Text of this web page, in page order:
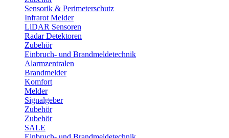
Sensorik & Perimeterschutz
Infrarot Melder
LiDAR Sensoren
Radar Detektoren
Zubehör
Einbruch- und Brandmeldetechnik
Alarmzentralen
Brandmelder
Komfort
Melder
Signalgeber
Zubehör
Zubehör
SALE